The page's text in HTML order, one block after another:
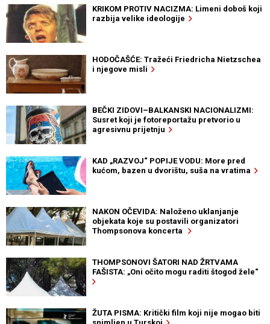
KRIKOM PROTIV NACIZMA: Limeni doboš koji
razbija velike ideologije
HODOČAŠĆE: Tražeći Friedricha Nietzschea
i njegove misli
BEČKI ZIDOVI–BALKANSKI NACIONALIZMI:
Susret koji je fotoreportažu pretvorio u
agresivnu prijetnju
KAD „RAZVOJ“ POPIJE VODU: More pred
kućom, bazen u dvorištu, suša na vratima
NAKON OČEVIDA: Naloženo uklanjanje
objekata koje su postavili organizatori
Thompsonova koncerta
THOMPSONOVI ŠATORI NAD ŽRTVAMA
FAŠISTA: „Oni očito mogu raditi štogod žele“
ŽUTA PISMA: Kritički film koji nije mogao biti
snimljen u Turskoj